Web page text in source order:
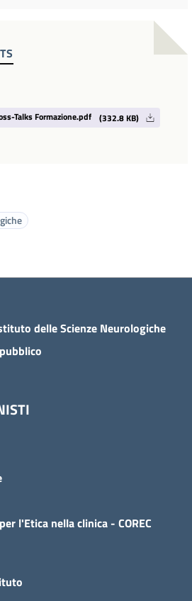
Talks Formazione.pdf (332.8 KB)
delle Scienze Neurologiche
l'Etica nella clinica - COREC